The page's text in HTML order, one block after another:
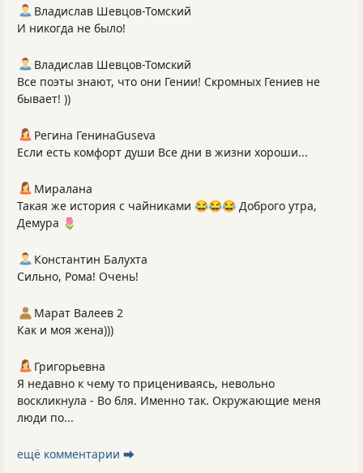
Владислав Шевцов-Томский
И никогда не было!
Владислав Шевцов-Томский
Все поэты знают, что они Гении! Скромных Гениев не
бывает! ))
Регина ГенинаGuseva
Если есть комфорт души Все дни в жизни хороши...
Миралана
Такая же история с чайниками 😂😂😂 Доброго утра,
Демура 🌷
Константин Балухта
Сильно, Рома! Очень!
Марат Валеев 2
Как и моя жена)))
Григорьевна
Я недавно к чему то прицениваясь, невольно
воскликнула - Во бля. Именно так. Окружающие меня
люди по...
ещё комментарии ⮕